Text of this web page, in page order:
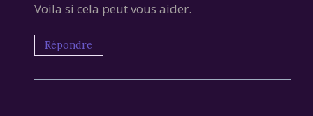
Voila si cela peut vous aider.
Répondre